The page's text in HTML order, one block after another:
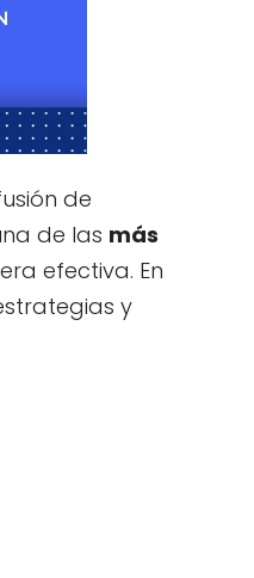
de
de las más
efectiva. En
y